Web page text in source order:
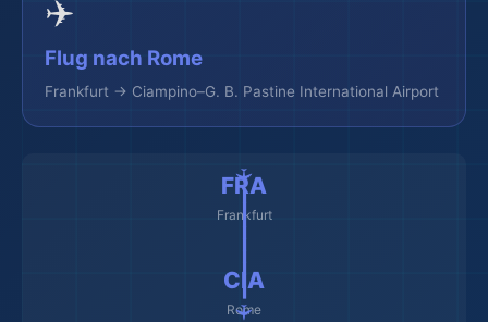
✈️
Flug nach Rome
Frankfurt → Ciampino–G. B. Pastine International Airport
FRA
Frankfurt
✈️ ━━━━━━━━━ ✈️
CIA
Rome